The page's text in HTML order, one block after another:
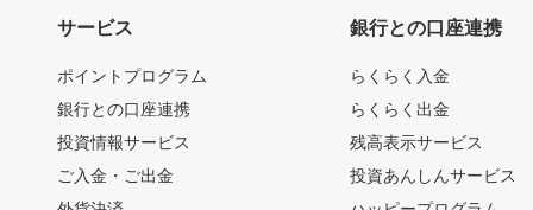
サービス
ポイントプログラム
銀行との口座連携
投資情報サービス
ご入金・ご出金
銀行との口座連携
らくらく入金
らくらく出金
残高表示サービス
投資あんしんサービス